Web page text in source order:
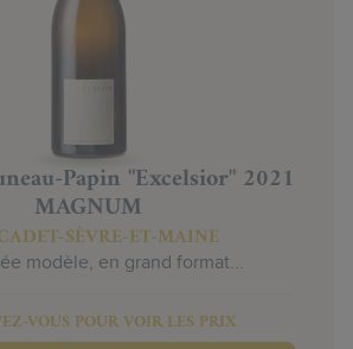
Papin "Excelsior" 2021
MAGNUM
SÈVRE-ET-MAINE
modèle, en grand format...
VOUS POUR VOIR LES PRIX